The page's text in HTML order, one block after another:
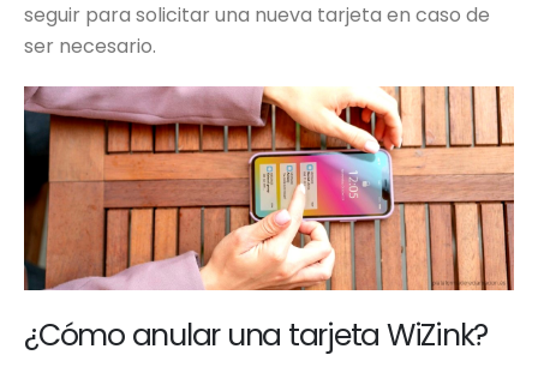
seguir para solicitar una nueva tarjeta en caso de
ser necesario.
¿Cómo anular una tarjeta WiZink?